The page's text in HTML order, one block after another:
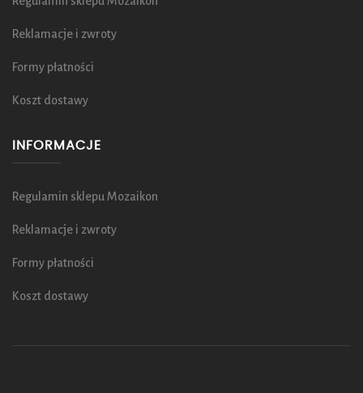
Reklamacje i zwroty
Formy płatności
Koszt dostawy
INFORMACJE
Regulamin sklepu Mozaikon
Reklamacje i zwroty
Formy płatności
Koszt dostawy